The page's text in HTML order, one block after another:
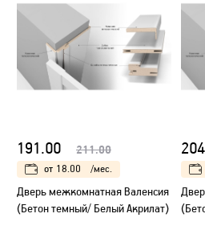
191.00 211.00
от 18.00 /мес.
Дверь межкомнатная Валенсия
(Бетон темный/ Белый Акрилат)